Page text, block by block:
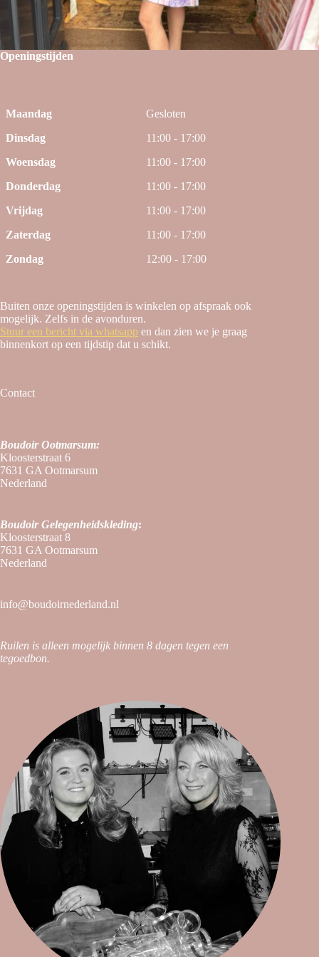
Openingstijden
Maandag
Gesloten
Dinsdag
11:00 - 17:00
Woensdag
11:00 - 17:00
Donderdag
11:00 - 17:00
Vrijdag
11:00 - 17:00
Zaterdag
11:00 - 17:00
Zondag
12:00 - 17:00
Buiten onze openingstijden is winkelen op afspraak ook
mogelijk. Zelfs in de avonduren.
Stuur een bericht via whatsapp en dan zien we je graag
binnenkort op een tijdstip dat u schikt.
Contact
Boudoir Ootmarsum:
Kloosterstraat 6
7631 GA Ootmarsum
Nederland
Boudoir Gelegenheidskleding:
Kloosterstraat 8
7631 GA Ootmarsum
Nederland
info@boudoirnederland.nl
Ruilen is alleen mogelijk binnen 8 dagen tegen een
tegoedbon.